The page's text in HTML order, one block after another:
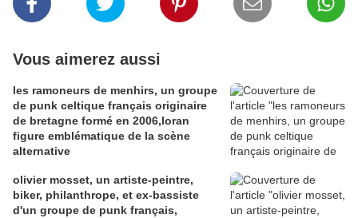
Vous aimerez aussi
les ramoneurs de menhirs, un groupe
de punk celtique français originaire
de bretagne formé en 2006,loran
figure emblématique de la scène
alternative
olivier mosset, un artiste-peintre,
biker, philanthrope, et ex-bassiste
d'un groupe de punk français,